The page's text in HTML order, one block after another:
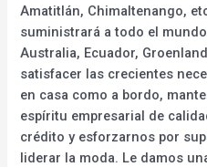
Amatitlán, Chimaltenango,
suministrará a todo el
Australia, Ecuador,
satisfacer las crecientes
en casa como a bordo,
espíritu empresarial de
crédito y esforzarnos por
liderar la moda. Le damos